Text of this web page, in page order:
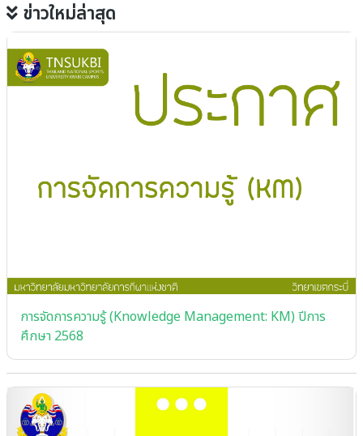
ข่าวใหม่ล่าสุด
การจัดการความรู้ (Knowledge Management: KM) ปีการ
ศึกษา 2568